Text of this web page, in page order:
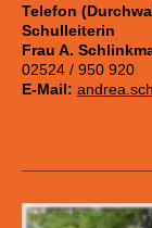
Telefon
Schulleiterin
Frau A.
02524 / 950 920
E-Mail: